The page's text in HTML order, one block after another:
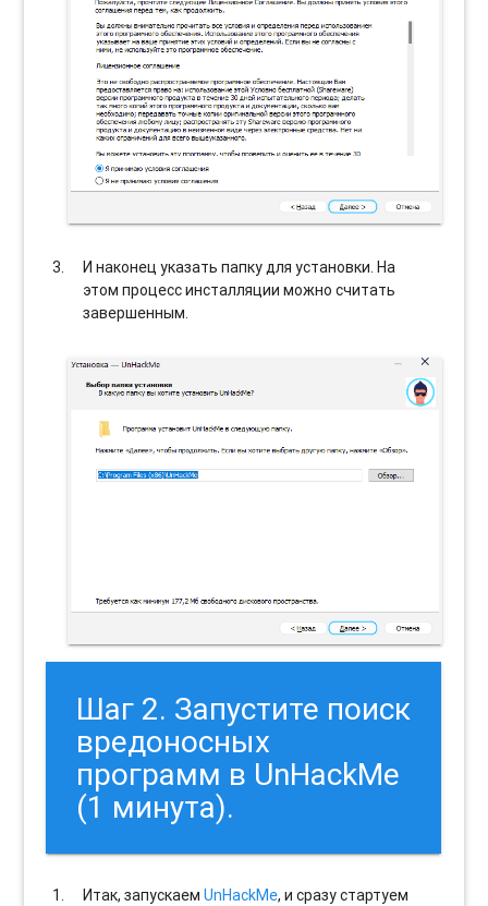
И наконец указать папку для установки. На
этом процесс инсталляции можно считать
завершенным.
Шаг 2. Запустите поиск
вредоносных
программ в UnHackMe
(1 минута).
Итак, запускаемUnHackMe, и сразу стартуем